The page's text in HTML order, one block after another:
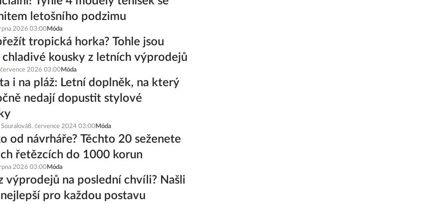
letošního podzimu
2026 03:00 Móda
tropická horka? Tohle jsou
chladivé kousky z letních výprodejů
2026 03:00 Móda
i na pláž: Letní doplněk, na který
nedají dopustit stylové
8. července 2024 03:00 Móda
od návrháře? Těchto 20 seženete
řetězcích do 1000 korun
2026 03:00 Móda
výprodejů na poslední chvíli? Našli
pro každou postavu